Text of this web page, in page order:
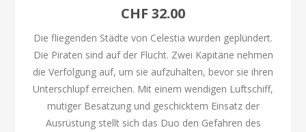
CHF 32.00
Die fliegenden Städte von Celestia wurden geplündert.
Die Piraten sind auf der Flucht. Zwei Kapitäne nehmen
die Verfolgung auf, um sie aufzuhalten, bevor sie ihren
Unterschlupf erreichen. Mit einem wendigen Luftschiff,
mutiger Besatzung und geschicktem Einsatz der
Ausrüstung stellt sich das Duo den Gefahren des